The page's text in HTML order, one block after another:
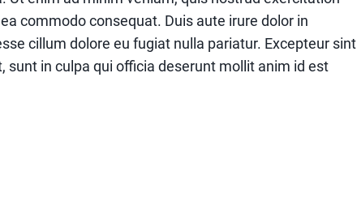
commodo consequat. Duis aute irure dolor in
cillum dolore eu fugiat nulla pariatur. Excepteur sint
sunt in culpa qui officia deserunt mollit anim id est